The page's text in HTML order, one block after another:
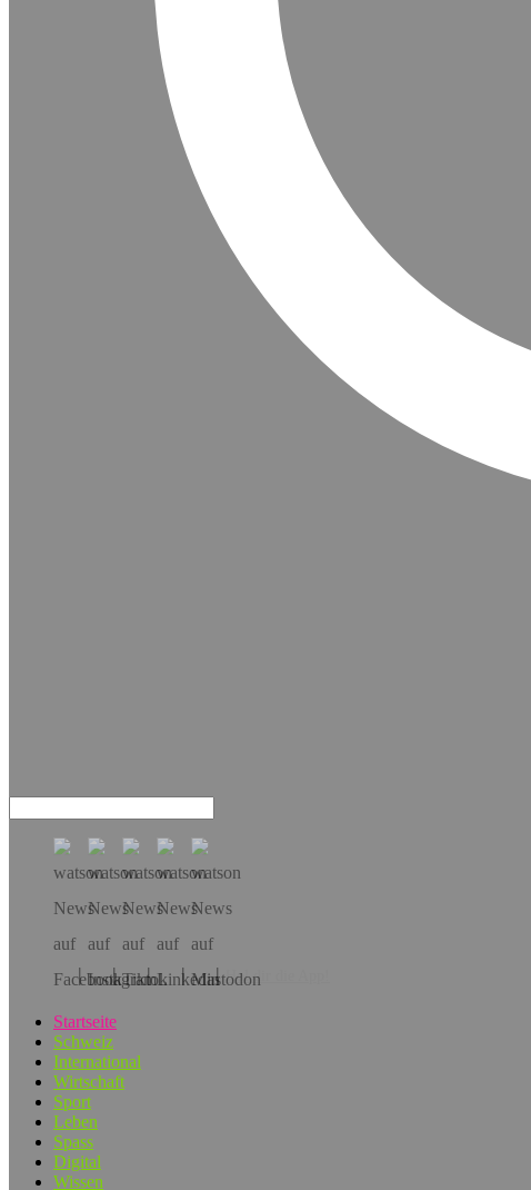
Hol dir die App!
Startseite
Schweiz
International
Wirtschaft
Sport
Leben
Spass
Digital
Wissen